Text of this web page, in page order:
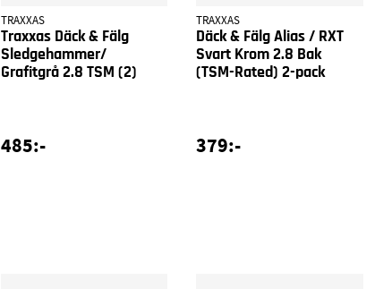
TRAXXAS
Traxxas Däck & Fälg
Sledgehammer/
Grafitgrå 2.8 TSM (2)
485:-
TRAXXAS
Däck & Fälg Alias / RXT
Svart Krom 2.8 Bak
(TSM-Rated) 2-pack
379:-